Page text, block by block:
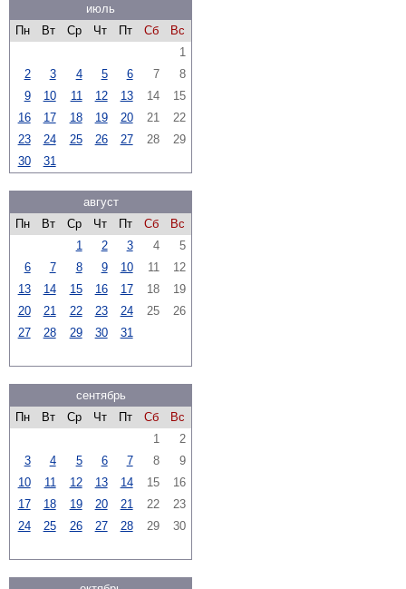
июль
Пн
Вт Ср Чт Пт Сб
Вс
1
2
3 4 5 6 7
8
9
10 11 12 13 14
15
16
17 18 19 20 21
22
23
24 25 26 27 28
29
30
31
август
Пн
Вт Ср Чт Пт Сб
Вс
1
2 3 4
5
6
7 8 9 10 11
12
13
14 15 16 17 18
19
20
21 22 23 24 25
26
27
28 29 30 31
сентябрь
Пн
Вт Ср Чт Пт Сб
Вс
1
2
3
4 5 6 7 8
9
10
11 12 13 14 15
16
17
18 19 20 21 22
23
24
25 26 27 28 29 30